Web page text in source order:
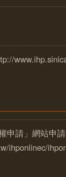
申請」網站申
ihponlinec/